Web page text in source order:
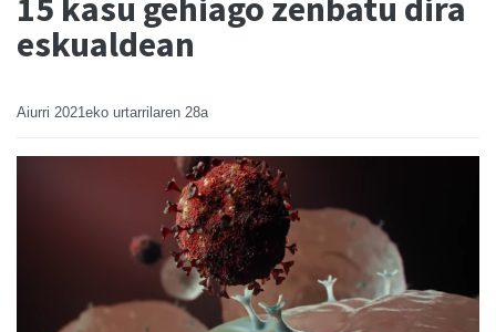
eskualdean
Aiurri 2021eko urtarrilaren 28a